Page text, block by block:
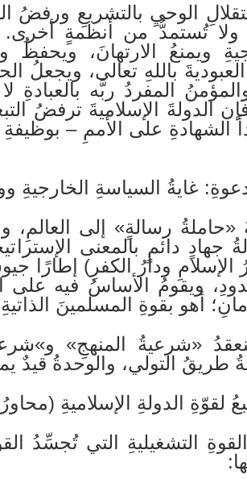
الوحيِ بالتشريعِ ورفضُ
ولا تُستمدُّ من أنظمةٍ
ويمنعُ الارتهانَ،
باللهِ تعالى، ويجعلُ
المفردُ ربَّه بالعبادةِ
الدولةَ الإسلاميةَ ترفضُ
الشهادةِ على الأممِ – بوظيفةِ
غايةُ السياسةِ الخارجيةِ
«حاملةُ رسالةٍ» إلى
جهادٍ دائمٍ بالمعنى
الإسلامِ ودارُ الكفرِ) إطارًا
ويقومُ الأساسُ فيه على
أهو بقوةِ المسلمينَ
«شرعيةُ المنهجِ»
طريقُ التولي، والوحدةُ قيدٌ
لقوّةِ الدولةِ الإسلاميةِ (محاورُ
القوةِ التشغيليةِ التي تُجسِّدُ